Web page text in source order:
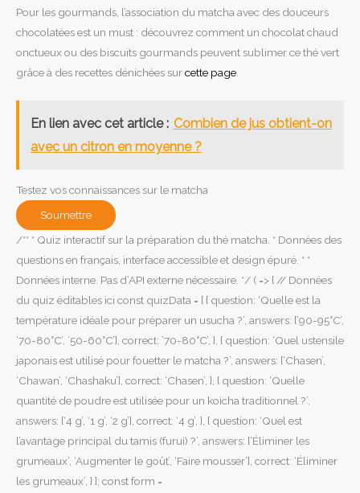
Pour les gourmands, l’association du matcha avec des douceurs
chocolatées est un must : découvrez comment un chocolat chaud
onctueux ou des biscuits gourmands peuvent sublimer ce thé vert
grâce à des recettes dénichées surcette page.
En lien avec cet article : Combien de jus obtient-on
avec un citron en moyenne ?
Testez vos connaissances sur le matcha
Soumettre
/** * Quiz interactif sur la préparation du thé matcha. * Données des
questions en français, interface accessible et design épuré. * *
Données interne. Pas d’API externe nécessaire. */ ( => { // Données
du quiz éditables ici const quizData = [ { question: ‘Quelle est la
température idéale pour préparer un usucha ?’, answers: [’90-95°C’,
’70-80°C’, ’50-60°C’], correct: ’70-80°C’, }, { question: ‘Quel ustensile
japonais est utilisé pour fouetter le matcha ?’, answers: [‘Chasen’,
‘Chawan’, ‘Chashaku’], correct: ‘Chasen’, }, { question: ‘Quelle
quantité de poudre est utilisée pour un koicha traditionnel ?’,
answers: [‘4 g’, ‘1 g’, ‘2 g’], correct: ‘4 g’, }, { question: ‘Quel est
l’avantage principal du tamis (furui) ?’, answers: [‘Éliminer les
grumeaux’, ‘Augmenter le goût’, ‘Faire mousser’], correct: ‘Éliminer
les grumeaux’, } ]; const form =